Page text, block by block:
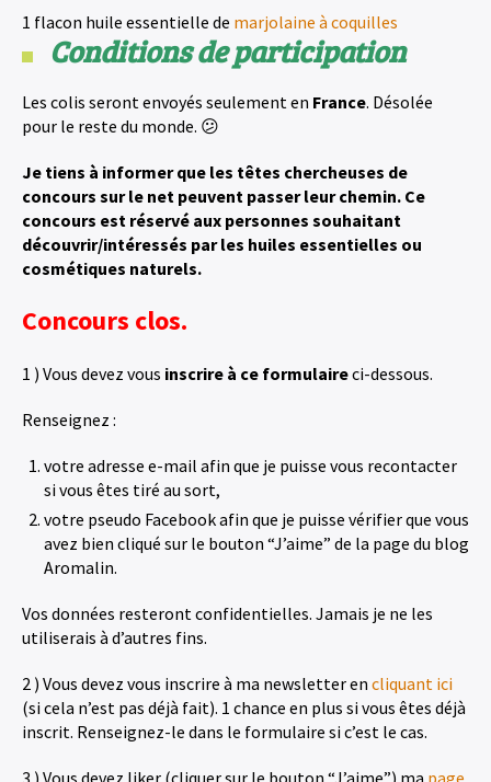
1 flacon huile essentielle de marjolaine à coquilles
Conditions de participation
Les colis seront envoyés seulement en France. Désolée
pour le reste du monde. 😕
Je tiens à informer que les têtes chercheuses de
concours sur le net peuvent passer leur chemin. Ce
concours est réservé aux personnes souhaitant
découvrir/intéressés par les huiles essentielles ou
cosmétiques naturels.
Concours clos.
1 ) Vous devez vous inscrire à ce formulaireci-dessous.
Renseignez :
votre adresse e-mail afin que je puisse vous recontacter
si vous êtes tiré au sort,
votre pseudo Facebook afin que je puisse vérifier que vous
avez bien cliqué sur le bouton “J’aime” de la page du blog
Aromalin.
Vos données resteront confidentielles. Jamais je ne les
utiliserais à d’autres fins.
2 ) Vous devez vous inscrire à ma newsletter en cliquant ici
(si cela n’est pas déjà fait). 1 chance en plus si vous êtes déjà
inscrit. Renseignez-le dans le formulaire si c’est le cas.
3 ) Vous devez liker (cliquer sur le bouton “J’aime”) ma page